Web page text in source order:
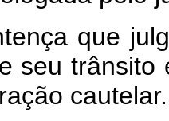
que
seu
cautelar.